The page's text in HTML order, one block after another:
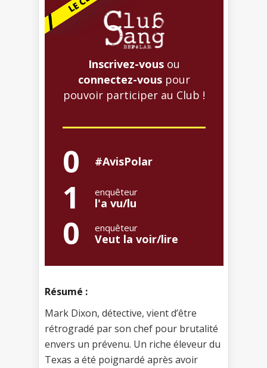
Inscrivez-vous ou
connectez-vous pour
pouvoir participer au Club !
0 #AvisPolar
1 enquêteur
l'a vu/lu
0 enquêteur
Veut la voir/lire
Résumé :
Mark Dixon, détective, vient d’être
rétrogradé par son chef pour brutalité
envers un prévenu. Un riche éleveur du
Texas a été poignardé après avoir